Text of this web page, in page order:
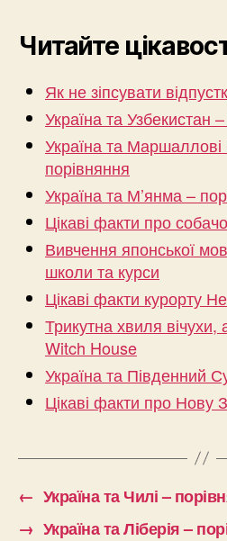
Читайте
Як не зіпсувати
Україна та Узбекистан
Україна та
порівняння
Україна та М’янма –
Цікаві факти про
Вивчення японської
школи та курси
Цікаві факти курорту
Трикутна хвиля
Witch House
Україна та Південний
Цікаві факти про Нову
← Україна та Чилі –
→ Україна та Ліберія –